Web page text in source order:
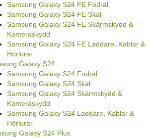
Samsung Galaxy S24 FE Fodral
Samsung Galaxy S24 FE Skal
Samsung Galaxy S24 FE Skärmskydd &
Kameraskydd
Samsung Galaxy S24 FE Laddare, Kablar &
Hörlurar
Galaxy S24
Samsung Galaxy S24 Fodral
Samsung Galaxy S24 Skal
Samsung Galaxy S24 Skärmskydd &
Kameraskydd
Samsung Galaxy S24 Laddare, Kablar &
Hörlurar
Galaxy S24 Plus